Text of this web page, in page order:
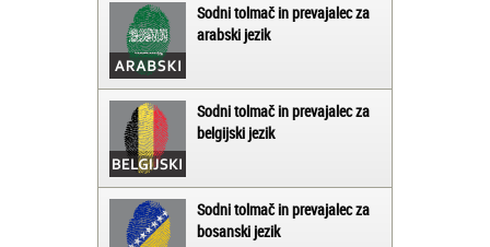
Sodni tolmač in prevajalec za
arabski jezik
Sodni tolmač in prevajalec za
belgijski jezik
Sodni tolmač in prevajalec za
bosanski jezik